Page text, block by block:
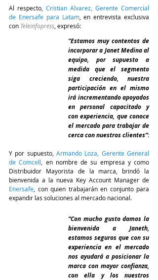
Al respecto, Cristian Alvarez, Gerente Comercial
de Enersafe para Latam, en entrevista exclusiva
con Teleinfopress , expresó:
"Estamos muy contentos de
incorporar a Janet Medina al
equipo, por supuesto a
medida que el segmento
siga creciendo, nuestra
participación en el mismo
irá incrementando apoyados
en personal capacitado y
con experiencia, que conoce
el mercado para trabajar de
cerca con nuestros clientes”:
Y por supuesto, Armando Loza, Gerente General
de Comcell , en nombre de su empresa y como
Distribuidor Mayorista de la marca, brindó la
Enersafe , con quien trabajarán en conjunto para
expandir las soluciones al mercado nacional.
“Con mucho gusto damos la
bienvenida a Janeth,
estamos seguros que con su
experiencia en el mercado
nos ayudará a posicionar la
marca con mayor confianza,
con ella y los nuestros